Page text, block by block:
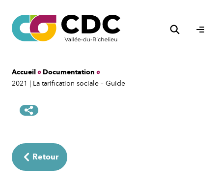
contenuRechercher
Accueil
Documentation
2021 | La tarification sociale – Guide
Retour